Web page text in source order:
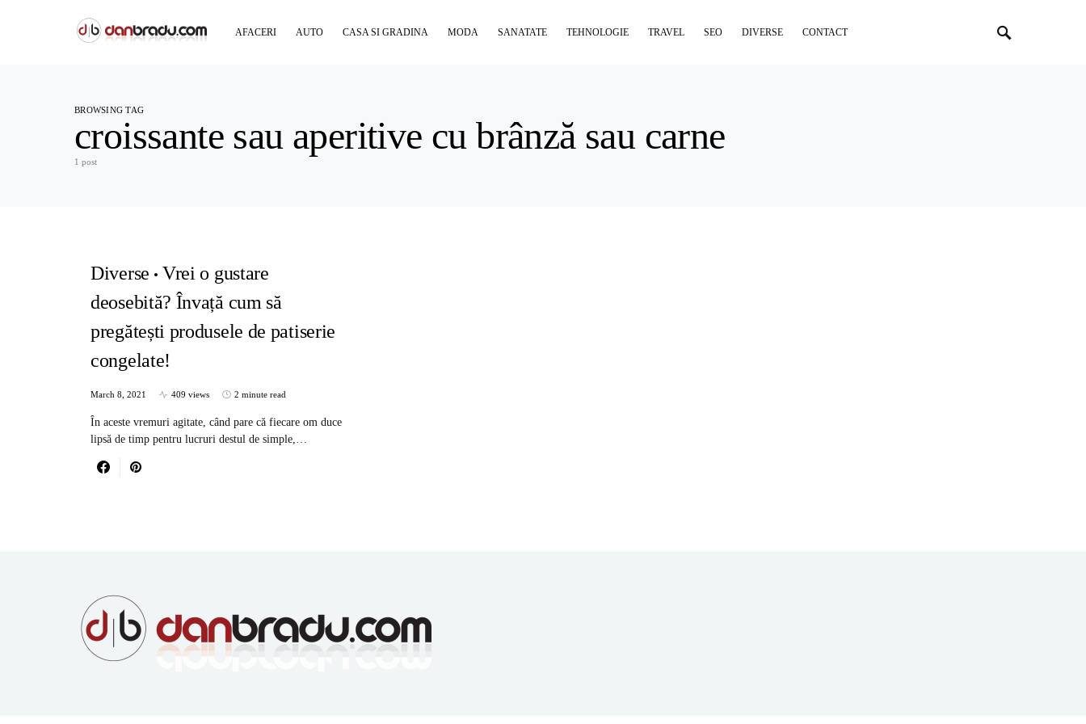
AFACERI AUTO CASA SI GRADINA MODA SANATATE TEHNOLOGIE TRAVEL SEO DIVERSE CONTACT
BROWSING TAG
croissante sau aperitive cu brânză sau carne
1 post
Diverse
Vrei o gustare
deosebită? Învață cum să
pregătești produsele de patiserie
congelate!
March 8, 2021 409 views 2 minute read
În aceste vremuri agitate, când pare că fiecare om duce
lipsă de timp pentru lucruri destul de simple,…